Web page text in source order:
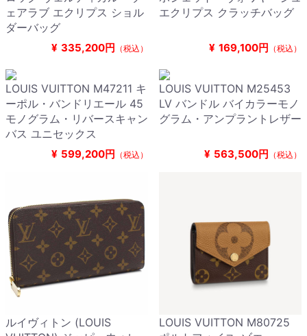
ェアラブ エクリプス ショル
ダーバッグ
¥ 335,200円 （税込）
エクリプス クラッチバッグ
¥ 169,100円 （税込）
LOUIS VUITTON M47211 キ
ーポル・バンドリエール 45
モノグラム・リバースキャン
バス ユニセックス
¥ 599,200円 （税込）
LOUIS VUITTON M25453
LV バンドル バイカラーモノ
グラム・アンプラントレザー
¥ 563,500円 （税込）
ルイヴィトン (LOUIS
LOUIS VUITTON M80725